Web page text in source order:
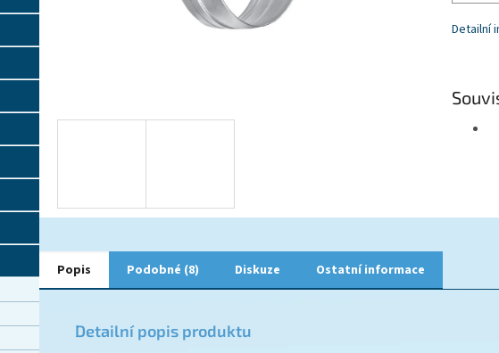
Detailní
Popis Podobné (8) Diskuze Ostatní informace
Detailní popis produktu